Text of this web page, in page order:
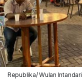
Republika/ Wulan Intandari